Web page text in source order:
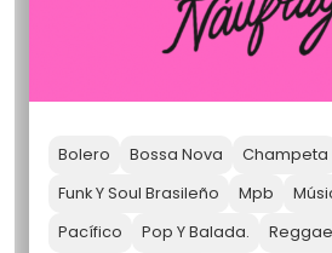
Bolero Bossa Nova Champeta
Funk Y Soul Brasileño
Mpb
Pacífico
Pop Y Balada.